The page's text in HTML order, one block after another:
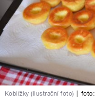
Koblížky (ilustrační foto) foto: